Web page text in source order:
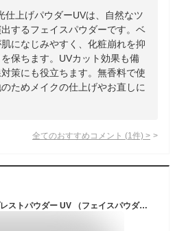
仕上げパウダーUVは、自然なツ
するフェイスパウダーです。ベ
になじみやすく、化粧崩れを抑
保ちます。UVカット効果も備
策にも役立ちます。無香料で使
ためメイクの仕上げやお直しに
全てのおすすめコメント (1 件) >
【メール便可】NOV (ノブ) プレストパウダー UV （フェイスパウダー） レフィル SPF23・PA++ 10g #ルーセント